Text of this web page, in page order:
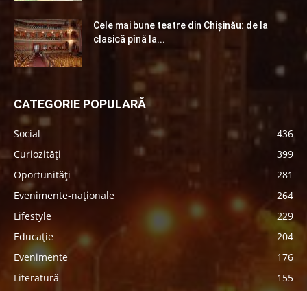
Cele mai bune teatre din Chişinău: de la
clasică pînă la...
CATEGORIE POPULARĂ
Social
436
Curiozități
399
Oportunități
281
Evenimente-naționale
264
Lifestyle
229
Educație
204
Evenimente
176
Literatură
155